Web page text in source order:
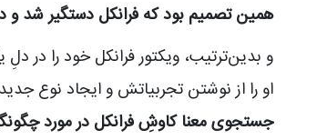
همین تصمیم بود که فرانکل دستگیر شد و
و بدین‌ترتیب، ویکتور فرانکل خود را در
او را از نوشتن تجربیاتش و ایجاد نوع
جستجوی معنا کاوشِ فرانکل در مورد